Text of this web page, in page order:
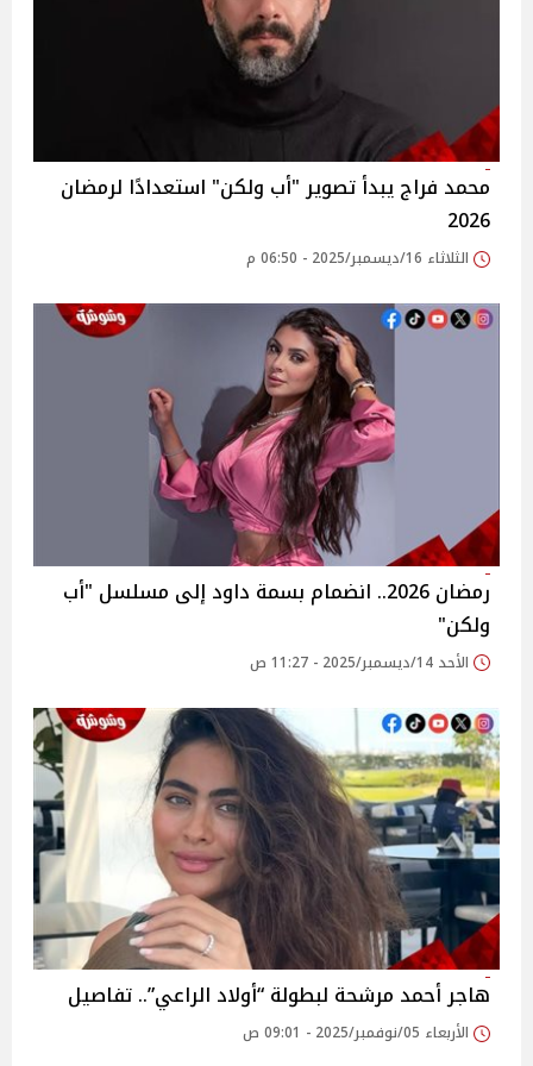
محمد فراج يبدأ تصوير "أب ولكن" استعدادًا لرمضان
2026
الثلاثاء 16/ديسمبر/2025 - 06:50 م
رمضان 2026.. انضمام بسمة داود إلى مسلسل "أب
ولكن"
الأحد 14/ديسمبر/2025 - 11:27 ص
هاجر أحمد مرشحة لبطولة “أولاد الراعي”.. تفاصيل
الأربعاء 05/نوفمبر/2025 - 09:01 ص